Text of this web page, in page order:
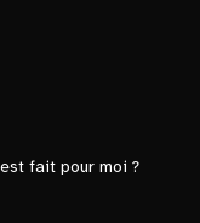
fait pour moi ?